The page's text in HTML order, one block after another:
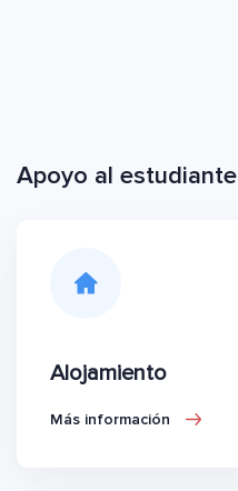
Apoyo al estudiante
Alojamiento
Más información